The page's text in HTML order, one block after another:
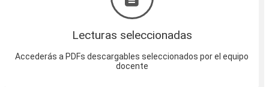
Lecturas seleccionadas
Accederás a PDFs descargables seleccionados por el equipo
docente